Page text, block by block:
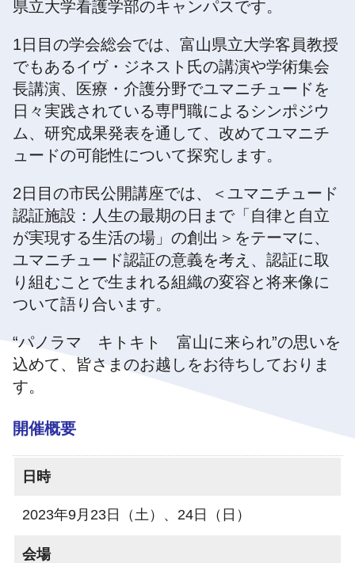
県立大学看護学部のキャンパスです。
1日目の学会総会では、富山県立大学客員教授
でもあるイヴ・ジネスト氏の講演や学術集会
長講演、医療・介護分野でユマニチュードを
日々実践されている専門職によるシンポジウ
ム、研究成果発表を通して、改めてユマニチ
ュードの可能性について探究します。
2日目の市民公開講座では、＜ユマニチュード
認証施設：人生の最期の日まで「自律と自立
が実現する生活の場」の創出＞をテーマに、
ユマニチュード認証の意義を考え、認証に取
り組むことで生まれる組織の変容と将来像に
ついて語り合います。
“パノラマ キトキト 富山に来られ”の思いを
込めて、皆さまのお越しをお待ちしておりま
す。
開催概要
日時
2023年9月23日（土）、24日（日）
会場